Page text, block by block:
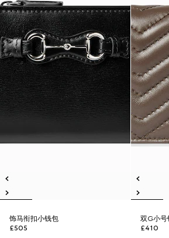
饰马衔扣小钱包
£505
双G小号
£410